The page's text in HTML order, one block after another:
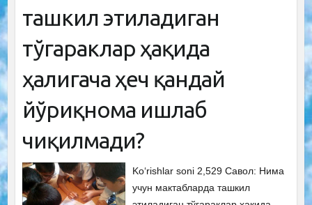
ташкил этиладиган
тўгараклар ҳақида
ҳалигача ҳеч қандай
йўриқнома ишлаб
чиқилмади?
Ko‘rishlar soni 2,529 Савол: Нима
учун мактабларда ташкил